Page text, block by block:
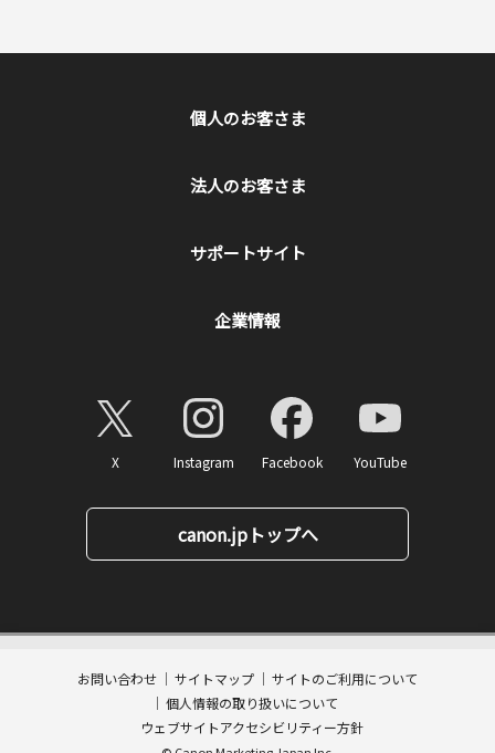
カートに入れる
個人のお客さま
法人のお客さま
サポートサイト
企業情報
X Instagram Facebook YouTube
canon.jpトップへ
お問い合わせ サイトマップ
サイトのご利用について
個人情報の取り扱いについて
ウェブサイトアクセシビリティー方針